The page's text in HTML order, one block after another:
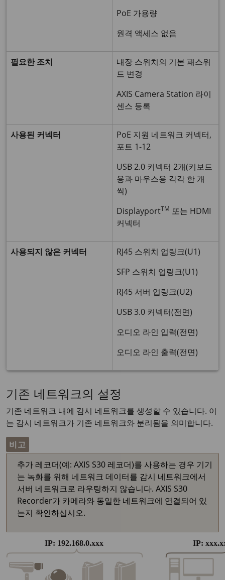
PoE 가용량
원격 액세스 없음
필요한 조치
내장 스위치의 기본 패스워
드 변경
AXIS Camera Station 라이
센스 등록
사용된 커넥터
PoE 지원 네트워크 커넥터,
포트 1-12
USB 2.0 커넥터 2개(키보드
용과 마우스용 각각 한 개
씩)
DisplayportTM 또는 HDMI
커넥터
사용되지 않은 커넥터
RJ45 스위치 업링크(U1)
SFP 스위치 업링크(U1)
RJ45 서버 업링크(U2)
USB 3.0 커넥터(전면)
오디오 라인 입력(전면)
오디오 라인 출력(전면)
기존 네트워크의 설정
기존 네트워크 내에 감시 네트워크를 생성할 수 있습니다. 이
는 감시 네트워크가 기존 네트워크와 분리됨을 의미합니다.
비고
추가 레코더(예: AXIS S30 레코더)를 사용하는 경우 기기
는 녹화를 위해 네트워크 데이터를 감시 네트워크에서
서버 네트워크로 라우팅하지 않습니다. AXIS S30
Recorder가 카메라와 동일한 네트워크에 연결되어 있
는지 확인하십시오.